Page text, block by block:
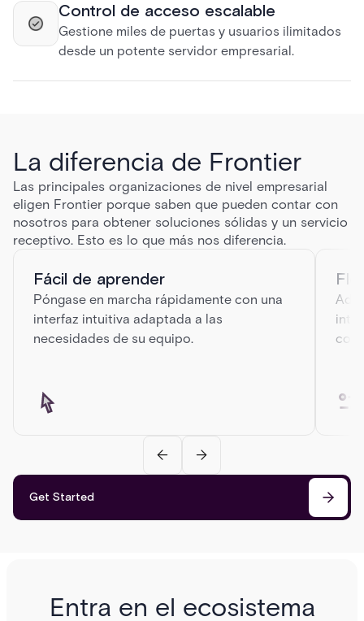
Control de acceso escalable
Gestione miles de puertas y usuarios ilimitados
desde un potente servidor empresarial.
La diferencia de Frontier
Las principales organizaciones de nivel empresarial
eligen Frontier porque saben que pueden contar con
nosotros para obtener soluciones sólidas y un servicio
receptivo. Esto es lo que más nos diferencia.
Fácil de aprender
Póngase en marcha rápidamente con una
interfaz intuitiva adaptada a las
necesidades de su equipo.
Get Started
Entra en el ecosistema